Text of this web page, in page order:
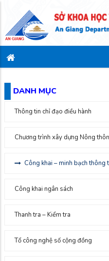
DANH MỤC
Thông tin chỉ đạo điều hành
Chương trình xây dựng Nông
Công khai – minh bạch thông
Công khai ngân sách
Thanh tra – Kiểm tra
Tổ công nghệ số cộng đồng